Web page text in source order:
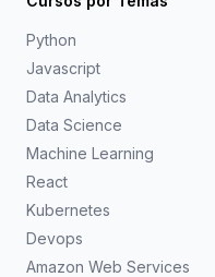
Python
Javascript
Data Analytics
Data Science
Machine Learning
React
Kubernetes
Devops
Amazon Web Services